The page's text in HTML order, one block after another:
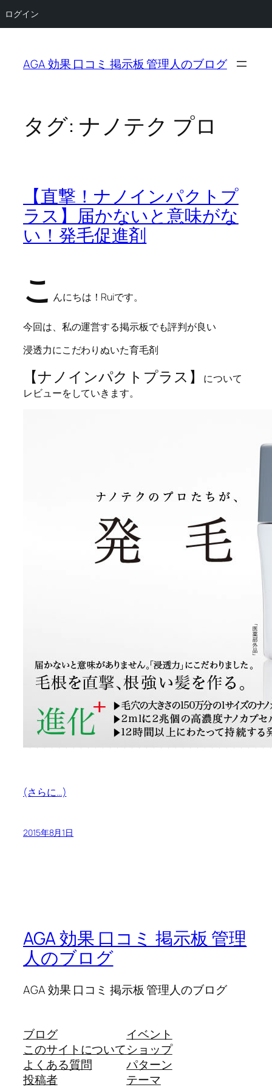
ログイン
AGA 効果 口コミ 掲示板 管理人のブログ
タグ: ナノテク プロ
【直撃！ナノインパクトプ
ラス】届かないと意味がな
い！発毛促進剤
こ んにちは！Ruiです。
今回は、私の運営する掲示板でも評判が良い
浸透力にこだわりぬいた育毛剤
【ナノインパクトプラス】
について
レビューをしていきます。
(さらに…)
2015年8月1日
AGA 効果 口コミ 掲示板 管理
人のブログ
AGA 効果 口コミ 掲示板 管理人のブログ
ブログ
このサイトについて
よくある質問
投稿者
イベント
ショップ
パターン
テーマ